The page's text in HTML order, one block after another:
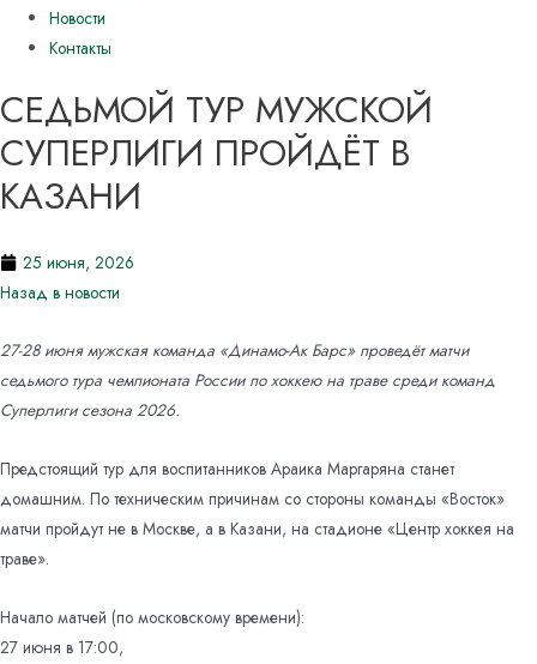
Новости
Контакты
СЕДЬМОЙ ТУР МУЖСКОЙ
СУПЕРЛИГИ ПРОЙДЁТ В
КАЗАНИ
25 июня, 2026
Назад в новости
27-28 июня мужская команда «Динамо-Ак Барс» проведёт матчи
седьмого тура чемпионата России по хоккею на траве среди команд
Суперлиги сезона 2026.
Предстоящий тур для воспитанников Араика Маргаряна станет
домашним. По техническим причинам со стороны команды «Восток»
матчи пройдут не в Москве, а в Казани, на стадионе «Центр хоккея на
траве».
Начало матчей (по московскому времени):
27 июня в 17:00,